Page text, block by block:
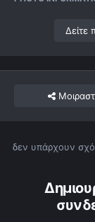
Δείτε
δεν υπάρχουν